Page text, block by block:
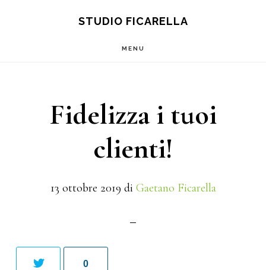
STUDIO FICARELLA
MENU
Fidelizza i tuoi
clienti!
13 ottobre 2019 di Gaetano Ficarella
0